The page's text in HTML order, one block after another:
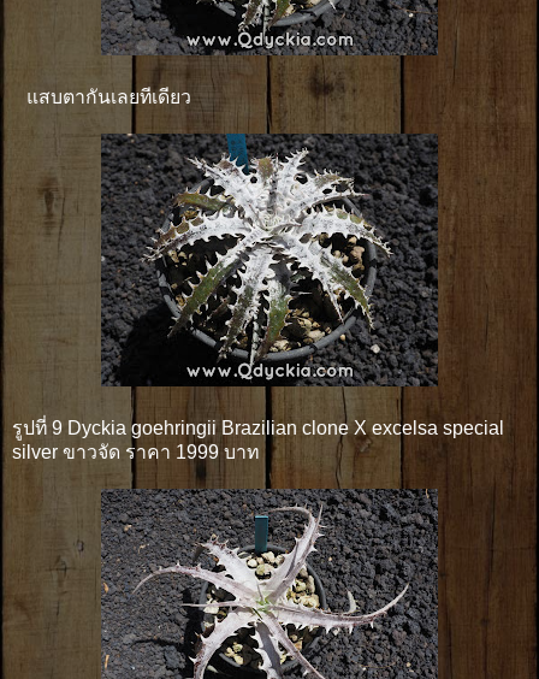
แสบตากันเลยทีเดียว
รูปที่ 9 Dyckia goehringii Brazilian clone X excelsa special
silver ขาวจัด ราคา 1999 บาท